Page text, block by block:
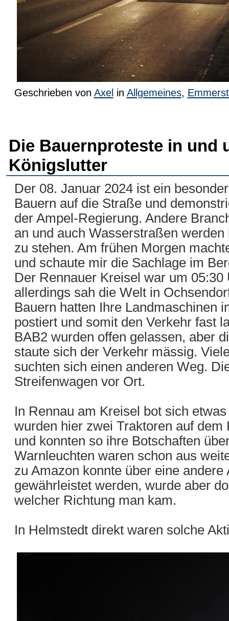
Geschrieben von Axel in Allgemeines,
Die Bauernproteste in und
Königslutter
Der 08. Januar 2024 ist ein
Bauern auf die Straße und
der Ampel-Regierung. Andere
an und auch Wasserstraßen
zu stehen. Am frühen Morgen
und schaute mir die Sachlage im
Der Rennauer Kreisel war um
allerdings sah die Welt in
Bauern hatten Ihre Landmaschinen
postiert und somit den Verkehr fast
BAB2 wurden offen gelassen, aber
staute sich der Verkehr mässig.
suchten sich einen anderen Weg.
Streifenwagen vor Ort.
In Rennau am Kreisel bot sich
wurden hier zwei Traktoren auf
und konnten so ihre Botschaften
Warnleuchten waren schon aus
zu Amazon konnte über eine andere
gewährleistet werden, wurde aber
welcher Richtung man kam.
In Helmstedt direkt waren solche